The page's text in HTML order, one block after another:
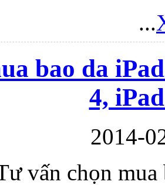
...
bao da
4,
2014-
vấn chọn mua